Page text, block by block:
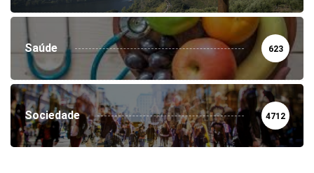
Saúde 623
Sociedade 4712